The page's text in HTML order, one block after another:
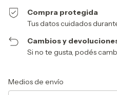
Compra protegida
Tus datos cuidados
Cambios y
Si no te gusta, podés
Entregas para el CP:
Medios de envío